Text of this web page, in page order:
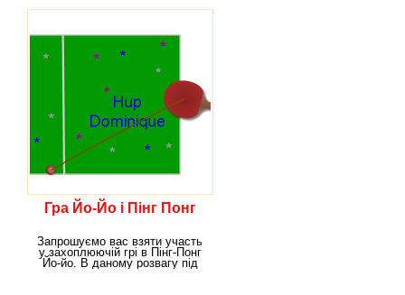
Гра Йо-Йо і Пінг Понг
Запрошуємо вас взяти участь
у захоплюючій грі в Пінг-Понг
Йо-йо. В даному розвагу під